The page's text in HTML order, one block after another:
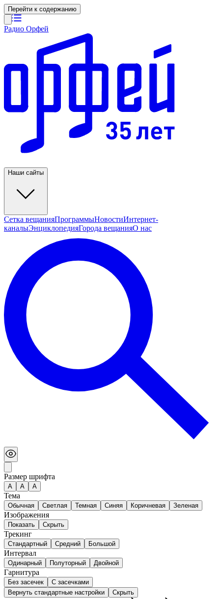
Перейти к содержанию
Радио Орфей
Наши сайты
Сетка вещанияПрограммыНовостиИнтернет-
каналыЭнциклопедияГорода вещанияО нас
Размер шрифта
А A A
Тема
Обычная Светлая Темная Синяя Коричневая Зеленая
Изображения
Показать Скрыть
Трекинг
Стандартный Средний Большой
Интервал
Одинарный Полуторный Двойной
Гарнитура
Без засечек
С засечками
Вернуть стандартные настройки
Скрыть